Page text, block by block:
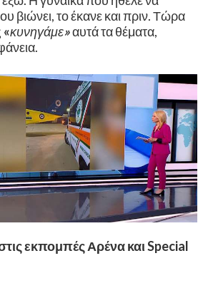
βιώνει, το έκανε και πριν. Τώρα
«κυνηγάμε»αυτά τα θέματα,
εκπομπές Αρένα καιSpecial